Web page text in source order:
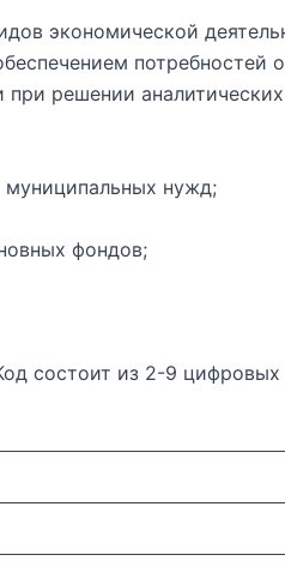
экономической
потребностей
решении
муниципальных нужд;
фондов;
состоит из 2-9 цифровых